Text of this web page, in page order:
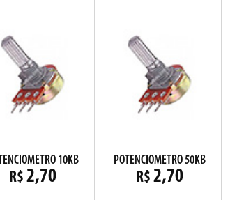
10KB
R$ 2,70
POTENCIOMETRO 50KB
R$ 2,70